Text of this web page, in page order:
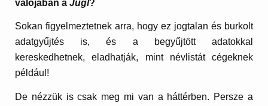
valójában aJugl?
Sokan figyelmeztetnek arra, hogy ez jogtalan és burkolt
adatgyűjtés is, és a begyűjtött adatokkal
kereskedhetnek, eladhatják, mint névlistát cégeknek
például!
De nézzük is csak meg mi van a háttérben. Persze a